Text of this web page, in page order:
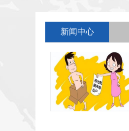
新闻中心